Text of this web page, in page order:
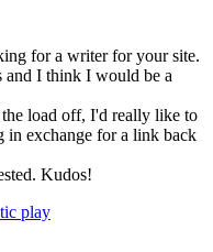
for a writer for your site.
and I think I would be a
load off, I'd really like to
in exchange for a link back
Kudos!
play